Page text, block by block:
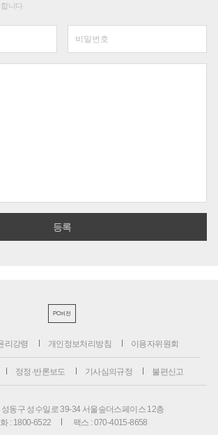
니다.
PC버전
리강령 개인정보처리방침 이용자위원회
정정·반론보도 기사심의규정 불편신고
동구 성수일로 39-34 서울숲더스페이스 12층
: 1800-6522
팩스 : 070-4015-8658